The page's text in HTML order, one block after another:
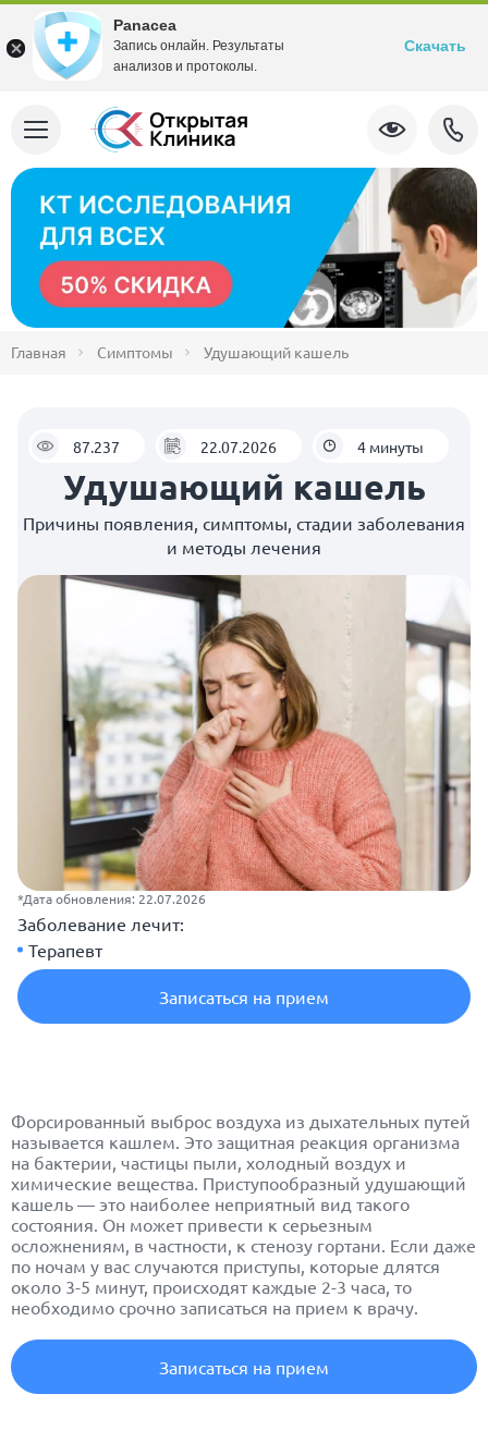
Главная Симптомы Удушающий кашель
87.237 22.07.2026 4 минуты
Удушающий кашель
Причины появления, симптомы, стадии заболевания
и методы лечения
*Дата обновления: 22.07.2026
Заболевание лечит:
Терапевт
Записаться на прием
Форсированный выброс воздуха из дыхательных путей
называется кашлем. Это защитная реакция организма
на бактерии, частицы пыли, холодный воздух и
химические вещества. Приступообразный удушающий
кашель — это наиболее неприятный вид такого
состояния. Он может привести к серьезным
осложнениям, в частности, к стенозу гортани. Если даже
по ночам у вас случаются приступы, которые длятся
около 3-5 минут, происходят каждые 2-3 часа, то
необходимо срочно записаться на прием к врачу.
Записаться на прием
Panacea
Запись онлайн. Результаты
анализов и протоколы.
Скачать